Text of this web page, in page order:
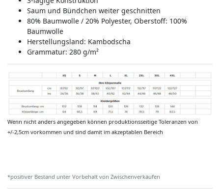
Saum und Bündchen weiter geschnitten
80% Baumwolle / 20% Polyester, Oberstoff: 100%
Baumwolle
Herstellungsland: Kambodscha
Grammatur: 280 g/m²
Wenn nicht anders angegeben können produktionsseitige Toleranzen von
+/-2,5cm vorkommen und sind damit im akzeptablen Bereich
*positiver Bestand unter Vorbehalt von Zwischenverkäufen